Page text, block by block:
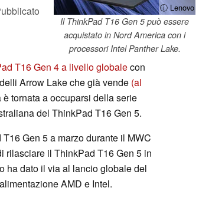
ⓘ Lenovo
Il ThinkPad T16 Gen 5 può essere
acquistato in Nord America con i
processori Intel Panther Lake.
T16 Gen 4 a livello globalecon
Arrow Lake che già vende (al
è tornata a occuparsi della serie
del ThinkPad T16 Gen 5.
Gen 5 a marzo durante il MWC
rilasciare il ThinkPad T16 Gen 5 in
ha dato il via al lancio globale del
AMD e Intel.